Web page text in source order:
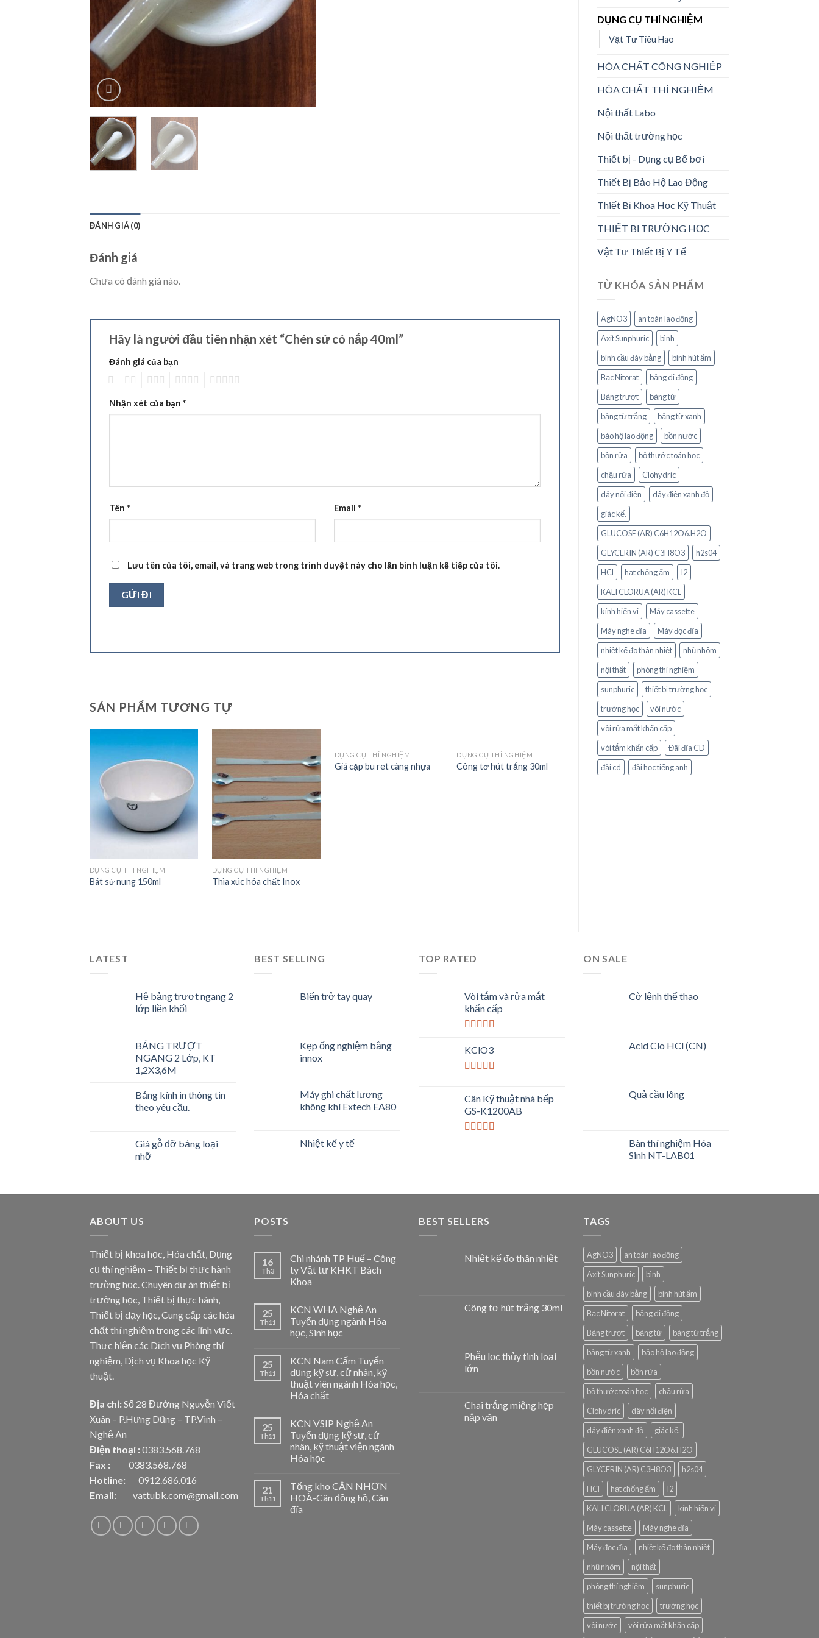
DỤNG CỤ THÍ NGHIỆM
Vật Tư Tiêu Hao
HÓA CHẤT CÔNG NGHIỆP
HÓA CHẤT THÍ NGHIỆM
Nội thất Labo
Nội thất trường học
Thiết bị - Dụng cụ Bể bơi
Thiết Bị Bảo Hộ Lao Động
Thiết Bị Khoa Học Kỹ Thuật
THIẾT BỊ TRƯỜNG HỌC
Vật Tư Thiết Bị Y Tế
TỪ KHÓA SẢN PHẨM
AgNO3
an toàn lao động
Axit Sunphuric
bình
bình cầu đáy bằng
bình hút ẩm
Bạc Nitorat
bảng di động
Bảng trượt
bảng từ
bảng từ trắng
bảng từ xanh
bảo hộ lao động
bồn nước
bồn rửa
bộ thước toán học
chậu rửa
Clohydric
dây nối điện
dây điện xanh đỏ
giác kế.
GLUCOSE (AR) C6H12O6.H2O
GLYCERIN (AR) C3H8O3
h2s04
HCl
hạt chống ẩm
I2
KALI CLORUA (AR) KCL
kính hiển vi
Máy cassette
Máy nghe đĩa
Máy đọc đĩa
nhiệt kế đo thân nhiệt
nhũ nhôm
nội thất
phòng thí nghiệm
sunphuric
thiết bị trường học
trường học
vòi nước
vòi rửa mắt khẩn cấp
vòi tắm khẩn cấp
Đâì đĩa CD
đài cd
đài học tiếng anh
ĐÁNH GIÁ (0)
Đánh giá
Chưa có đánh giá nào.
Hãy là người đầu tiên nhận xét “Chén sứ có nắp 40ml”
Đánh giá của bạn
Nhận xét của bạn *
Tên * Email *
Lưu tên của tôi, email, và trang web trong trình duyệt này cho lần bình luận kế tiếp của tôi.
SẢN PHẨM TƯƠNG TỰ
Add to
Wishlist
DỤNG CỤ THÍ NGHIỆM
Bát sứ nung 150ml
Add to
Wishlist
DỤNG CỤ THÍ NGHIỆM
Thìa xúc hóa chất Inox
Add to
Wishlist
DỤNG CỤ THÍ NGHIỆM
Giá cặp bu ret càng nhựa
Add to
Wishlist
DỤNG CỤ THÍ NGHIỆM
Công tơ hút trắng 30ml
Add to
Wishlist
DỤNG CỤ THÍ NGHIỆM
Ống hút nhỏ giọt
DỤNG CỤ THÍ NGHIỆM
LATEST
Hệ bảng trượt ngang 2
lớp liền khối
BẢNG TRƯỢT
NGANG 2 Lớp, KT
1,2X3,6M
Bảng kính in thông tin
theo yêu cầu.
Giá gỗ đỡ bảng loại
nhỡ
BEST SELLING
Biến trở tay quay
Kẹp ống nghiệm bằng
innox
Máy ghi chất lượng
không khí Extech EA80
Nhiệt kế y tế
TOP RATED
Vòi tắm và rửa mắt
khẩn cấp
hạng5.00
KClO3
5 sao
Cân Kỹ thuật nhà bếp
GS-K1200AB
ON SALE
Cờ lệnh thể thao
Acid Clo HCl (CN)
Quả cầu lông
Bàn thí nghiệm Hóa
Sinh NT-LAB01
ABOUT US
Thiết bị khoa học, Hóa chất, Dụng
cụ thí nghiệm – Thiết bị thực hành
trường học. Chuyên dự án thiết bị
trường học, Thiết bị thực hành,
Thiết bị dạy học, Cung cấp các hóa
chất thí nghiệm trong các lĩnh vực.
Thực hiện các Dịch vụ Phòng thí
nghiệm, Dịch vụ Khoa học Kỹ
thuật.
Địa chỉ: Số 28 Đường Nguyễn Viết
Xuân – P.Hưng Dũng – TP.Vinh –
Nghệ An
Điện thoại : 0383.568.768
Fax : 0383.568.768
Hotline: 0912.686.016
Email:
vattubk.com@gmail.com
POSTS
16
Th3
Chi nhánh TP Huế – Công
ty Vật tư KHKT Bách
Khoa
25
Th11
KCN WHA Nghệ An
Tuyển dụng ngành Hóa
học, Sinh học
25
Th11
KCN Nam Cấm Tuyển
dụng kỹ sư, cử nhân, kỹ
thuật viên ngành Hóa học,
Hóa chất
25
Th11
KCN VSIP Nghệ An
Tuyển dụng kỹ sư, cử
nhân, kỹ thuật viện ngành
Hóa học
21
Th11
Tổng kho CÂN NHƠN
HOÀ-Cân đồng hồ, Cân
đĩa
BEST SELLERS
Nhiệt kế đo thân nhiệt
Công tơ hút trắng 30ml
Phễu lọc thủy tinh loại
lớn
Chai trắng miệng hẹp
nắp vặn
TAGS
AgNO3
an toàn lao động
Axit Sunphuric
bình
bình cầu đáy bằng
bình hút ẩm
Bạc Nitorat
bảng di động
Bảng trượt
bảng từ
bảng từ trắng
bảng từ xanh
bảo hộ lao động
bồn nước
bồn rửa
bộ thước toán học
chậu rửa
Clohydric
dây nối điện
dây điện xanh đỏ
giác kế.
GLUCOSE (AR) C6H12O6.H2O
GLYCERIN (AR) C3H8O3
h2s04
HCl
hạt chống ẩm
I2
KALI CLORUA (AR) KCL
kính hiển vi
Máy cassette
Máy nghe đĩa
Máy đọc đĩa
nhiệt kế đo thân nhiệt
nhũ nhôm
nội thất
phòng thí nghiệm
sunphuric
thiết bị trường học
trường học
vòi nước
vòi rửa mắt khẩn cấp